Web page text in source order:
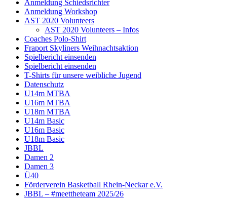
Anmeldung Schiedsrichter
Anmeldung Workshop
AST 2020 Volunteers
AST 2020 Volunteers – Infos
Coaches Polo-Shirt
Fraport Skyliners Weihnachtsaktion
Spielbericht einsenden
Spielbericht einsenden
T-Shirts für unsere weibliche Jugend
Datenschutz
U14m MTBA
U16m MTBA
U18m MTBA
U14m Basic
U16m Basic
U18m Basic
JBBL
Damen 2
Damen 3
Ü40
Förderverein Basketball Rhein-Neckar e.V.
JBBL – #meettheteam 2025/26